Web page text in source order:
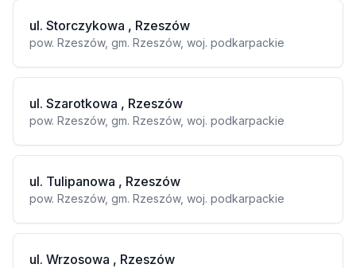
ul. Storczykowa , Rzeszów
pow. Rzeszów, gm. Rzeszów, woj. podkarpackie
ul. Szarotkowa , Rzeszów
pow. Rzeszów, gm. Rzeszów, woj. podkarpackie
ul. Tulipanowa , Rzeszów
pow. Rzeszów, gm. Rzeszów, woj. podkarpackie
ul. Wrzosowa , Rzeszów